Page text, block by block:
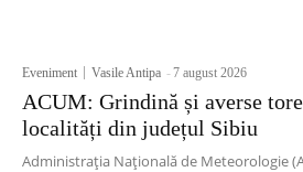
Eveniment Vasile Antipa -7 august 2026
ACUM: Grindină și averse
localități din județul Sibiu
Administrația Națională de Meteorologie